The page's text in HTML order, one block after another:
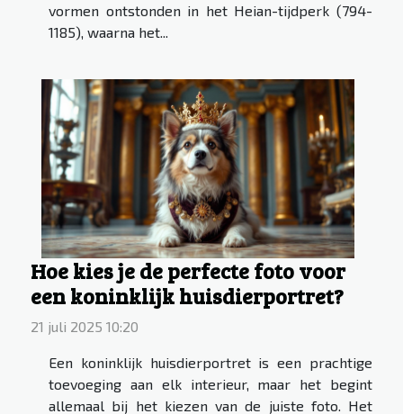
vormen ontstonden in het Heian-tijdperk (794-
1185), waarna het...
Hoe kies je de perfecte foto voor
een koninklijk huisdierportret?
21 juli 2025 10:20
Een koninklijk huisdierportret is een prachtige
toevoeging aan elk interieur, maar het begint
allemaal bij het kiezen van de juiste foto. Het